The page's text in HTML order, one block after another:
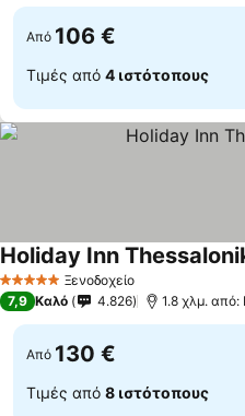
Από 106 €
Τιμές από 4 ιστότοπους
5 Αστέρια Ξενοδοχείο
Holiday Inn
7,9 Καλό 4.826 1.8 χλμ. από:
Από 130 €
Τιμές από 8 ιστότοπους